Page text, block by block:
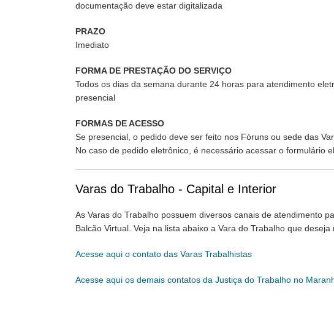
documentação deve estar digitalizada
PRAZO
Imediato
FORMA DE PRESTAÇÃO DO SERVIÇO
Todos os dias da semana durante 24 horas para atendimento
presencial
FORMAS DE ACESSO
Se presencial, o pedido deve ser feito nos Fóruns ou sede das
No caso de pedido eletrônico, é necessário acessar o formulário
Varas do Trabalho - Capital e Interior
As Varas do Trabalho possuem diversos canais de atendimento
Balcão Virtual. Veja na lista abaixo a Vara do Trabalho que deseja
Acesse aqui o contato das Varas Trabalhistas
Acesse aqui os demais contatos da Justiça do Trabalho no